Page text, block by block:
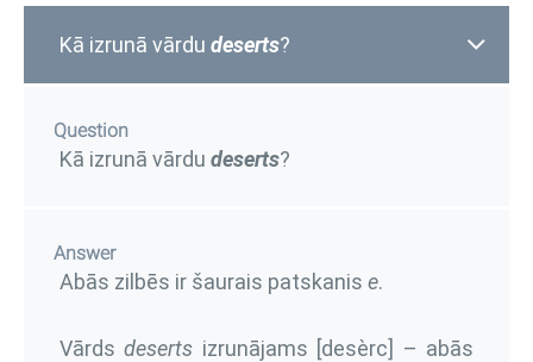
Kā izrunā vārdu deserts?
Question
Kā izrunā vārdu deserts?
Answer
Abās zilbēs ir šaurais patskanis e.
Vārdsdeserts izrunājams [desèrc] – abās